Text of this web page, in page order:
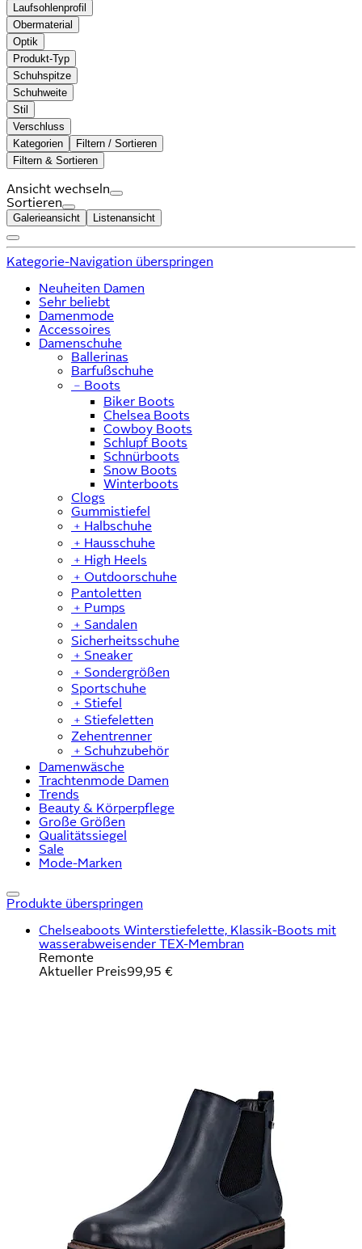
Laufsohlenprofil
Obermaterial
Optik
Produkt-Typ
Schuhspitze
Schuhweite
Stil
Verschluss
Kategorien
Filtern / Sortieren
Filtern & Sortieren
Ansicht wechseln
Sortieren
Galerieansicht Listenansicht
Kategorie-Navigation überspringen
Neuheiten Damen
Sehr beliebt
Damenmode
Accessoires
Damenschuhe
Ballerinas
Barfußschuhe
﹣ Boots
Biker Boots
Chelsea Boots
Cowboy Boots
Schlupf Boots
Schnürboots
Snow Boots
Winterboots
Clogs
Gummistiefel
﹢ Halbschuhe
﹢ Hausschuhe
﹢ High Heels
﹢ Outdoorschuhe
Pantoletten
﹢ Pumps
﹢ Sandalen
Sicherheitsschuhe
﹢ Sneaker
﹢ Sondergrößen
Sportschuhe
﹢ Stiefel
﹢ Stiefeletten
Zehentrenner
﹢ Schuhzubehör
Damenwäsche
Trachtenmode Damen
Trends
Beauty & Körperpflege
Große Größen
Qualitätssiegel
Sale
Mode-Marken
Produkte überspringen
Chelseaboots Winterstiefelette, Klassik-Boots mit
wasserabweisender TEX-Membran
Remonte
Aktueller Preis99,95 €